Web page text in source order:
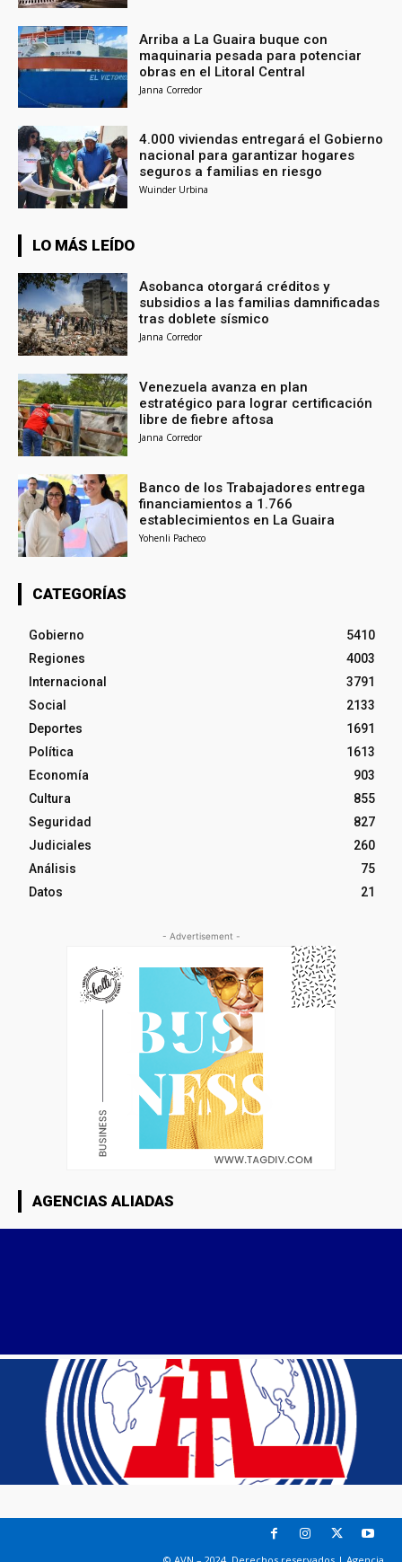
Arriba a La Guaira buque con
maquinaria pesada para potenciar
obras en el Litoral Central
Janna Corredor
4.000 viviendas entregará el Gobierno
nacional para garantizar hogares
seguros a familias en riesgo
Wuinder Urbina
LO MÁS LEÍDO
Asobanca otorgará créditos y
subsidios a las familias damnificadas
tras doblete sísmico
Janna Corredor
Venezuela avanza en plan
estratégico para lograr certificación
libre de fiebre aftosa
Janna Corredor
Banco de los Trabajadores entrega
financiamientos a 1.766
establecimientos en La Guaira
Yohenli Pacheco
CATEGORÍAS
Gobierno
5410
Regiones
4003
Internacional
3791
Social
2133
Deportes
1691
Política
1613
Economía
903
Cultura
855
Seguridad
827
Judiciales
260
Análisis
75
Datos
21
- Advertisement -
AGENCIAS ALIADAS